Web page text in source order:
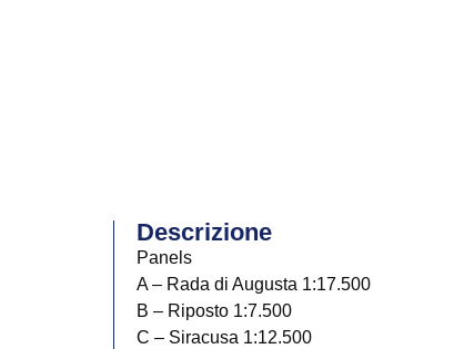
Descrizione
Panels
A – Rada di Augusta 1:17.500
B – Riposto 1:7.500
C – Siracusa 1:12.500